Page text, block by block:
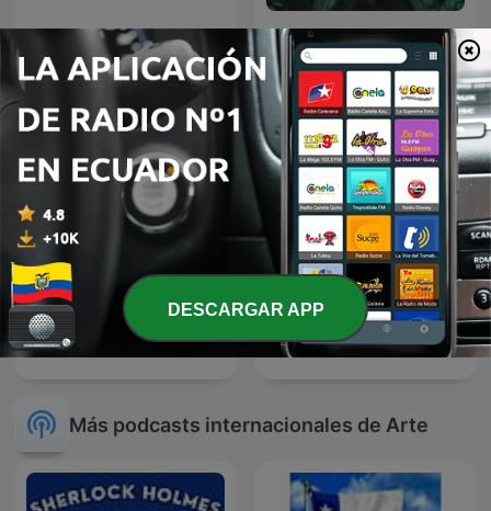
🇵🇹ALTEREGO ITALY
IBÉRICA em Português
Música
f1 racing Hola
Más podcasts internacionales de Arte
DESCARGAR APP